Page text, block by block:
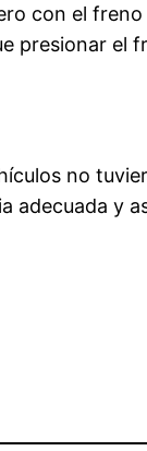
con el
presionar el
no
adecuada y